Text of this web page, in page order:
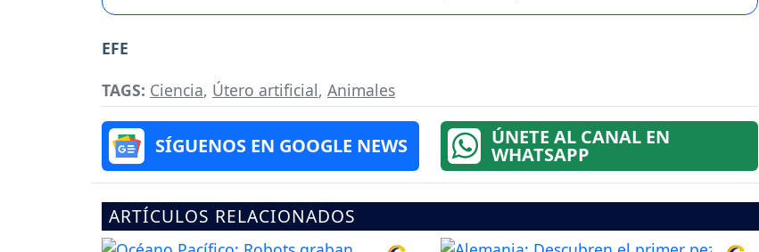
EFE
TAGS: Ciencia, Útero artificial, Animales
SÍGUENOS EN GOOGLE NEWS ÚNETE AL CANAL EN
WHATSAPP
ARTÍCULOS RELACIONADOS